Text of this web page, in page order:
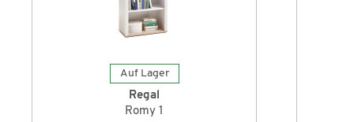
Auf Lager
Regal
Romy 1